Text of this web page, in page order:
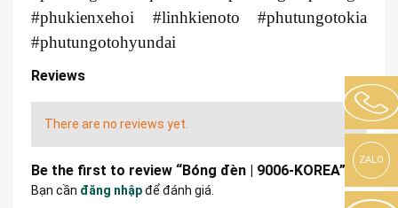
#phukienxehoi #linhkienoto #phutungotokia
#phutungotohyundai
Reviews
There are no reviews yet.
Be the first to review “Bóng đèn | 9006-KOREA”
Bạn cần đăng nhậpđể đánh giá.
ZALO